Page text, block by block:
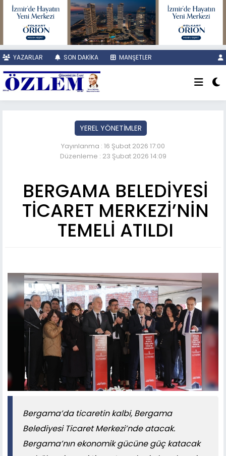
YAZARLAR SON DAKİKA MANŞETLER
YEREL YÖNETİMLER
Yayınlanma : 16 Şubat 2026 17:00
Düzenleme : 23 Şubat 2026 14:09
BERGAMA BELEDİYESİ
TİCARET MERKEZİ’NİN
TEMELİ ATILDI
Bergama’da ticaretin kalbi, Bergama
Belediyesi Ticaret Merkezi’nde atacak.
Bergama’nın ekonomik gücüne güç katacak